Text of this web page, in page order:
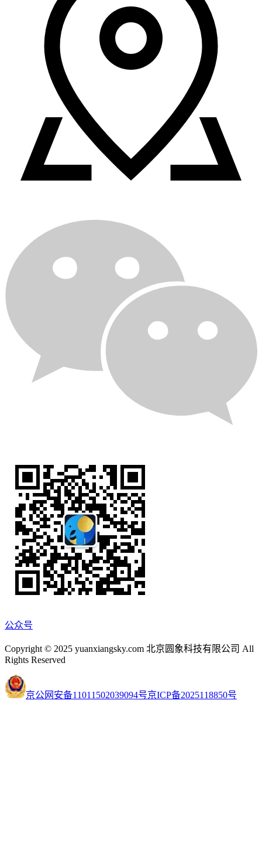
公众号
Copyright © 2025 yuanxiangsky.com 北京圆象科技有限公司 All
Rights Reserved
京公网安备11011502039094号京ICP备2025118850号